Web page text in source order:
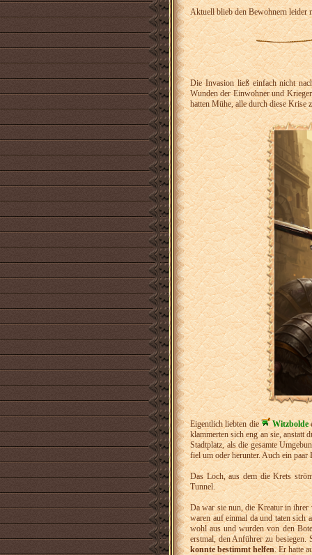
Aktuell blieb den Bewohnern leider
Die Invasion ließ einfach nicht
Wunden der Einwohner und
hatten Mühe, alle durch diese Krise
Eigentlich liebten die Witzbolde
klammerten sich eng an sie, anstatt
Stadtplatz, als die gesamte
fiel um oder herunter. Auch ein paar
Das Loch, aus dem die Krets
Tunnel.
Da war sie nun, die Kreatur in ihrer
waren auf einmal da und taten sich
wohl aus und wurden von den
erstmal, den Anführer zu besiegen.
konnte bestimmt helfen. Er hatte